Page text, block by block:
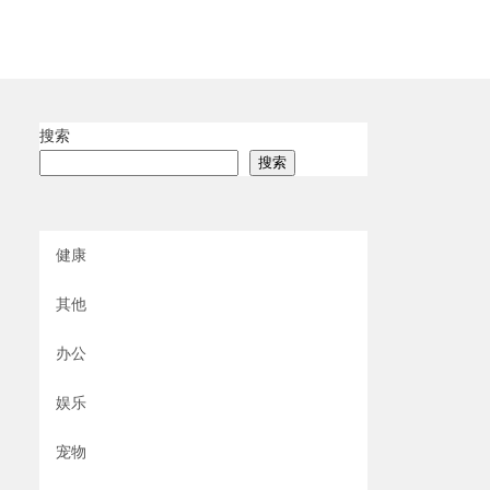
搜索
搜索
健康
其他
办公
娱乐
宠物